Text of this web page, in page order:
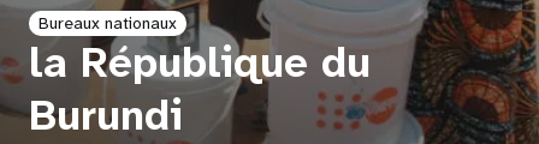
t
i
Bureaux nationaux
la République du
Burundi